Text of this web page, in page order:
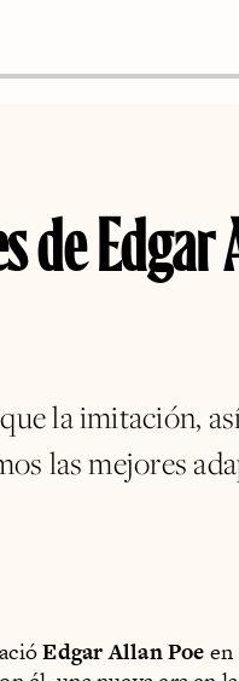
de Edgar
la imitación,
las mejores
Edgar Allan Poe